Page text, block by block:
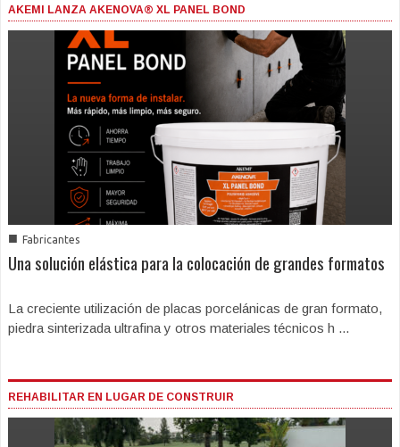
AKEMI LANZA AKENOVA® XL PANEL BOND
■ Fabricantes
Una solución elástica para la colocación de grandes formatos
La creciente utilización de placas porcelánicas de gran formato,
piedra sinterizada ultrafina y otros materiales técnicos h ...
REHABILITAR EN LUGAR DE CONSTRUIR